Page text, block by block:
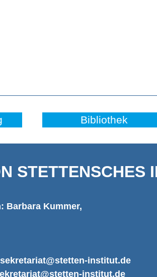
Bibliothek
STETTENSCHES
Barbara Kummer,
institut.de
institut.de